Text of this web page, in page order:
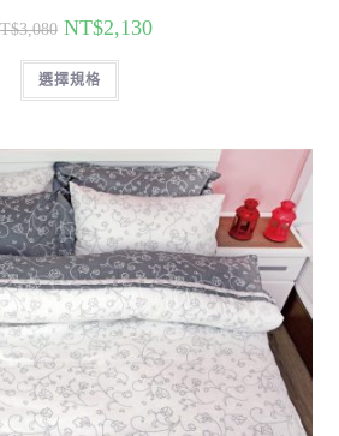
3,080 NT$2,130
選擇規格